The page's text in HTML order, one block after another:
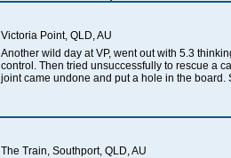
Victoria Point, QLD, AU
Another wild day at VP, went out with 5.3
control. Then tried unsuccessfully to rescue a
joint came undone and put a hole in the
The Train, Southport, QLD, AU